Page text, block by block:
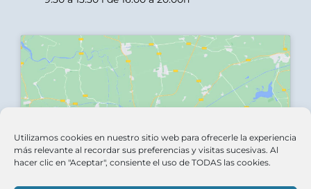
Utilizamos cookies en nuestro sitio web para ofrecerle la experiencia
más relevante al recordar sus preferencias y visitas sucesivas. Al
hacer clic en "Aceptar", consiente el uso de TODAS las cookies.
marketing y activar este contenido